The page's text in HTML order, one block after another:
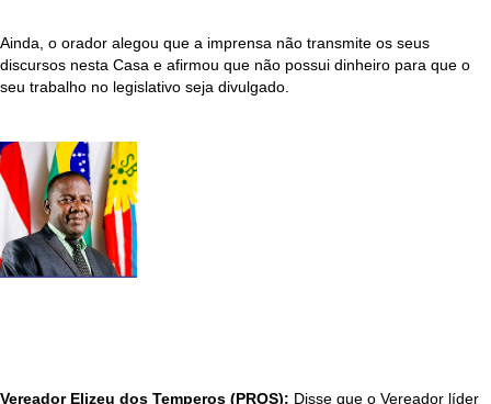
Ainda, o orador alegou que a imprensa não transmite os seus
discursos nesta Casa e afirmou que não possui dinheiro para que o
seu trabalho no legislativo seja divulgado.
Vereador Elizeu dos Temperos (PROS): Disse que o Vereador líder